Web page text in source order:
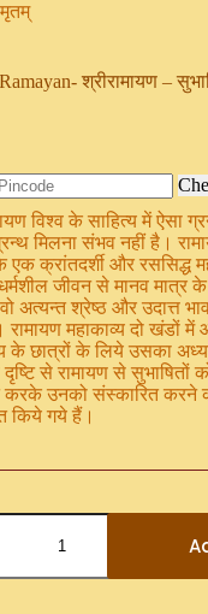
श्रीरामायण –
विश्व के साहित्य में ऐसा
मिलना संभव नहीं है।
एक क्रांतदर्शी और रससिद्ध
जीवन से मानव मात्र
अत्यन्त श्रेष्ठ और उदात्त
रामायण महाकाव्य दो खंडों
के छात्रों के लिये उसका
से रामायण से सुभाषितों
करके उनको संस्कारित करने
किये गये हैं।